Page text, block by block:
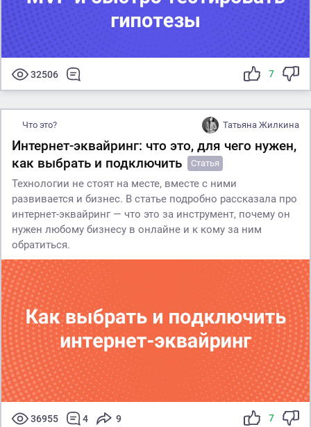
32506 7
Что это? Татьяна Жилкина
Интернет-эквайринг: что это, для чего нужен,
как выбрать и подключить
Статья
Технологии не стоят на месте, вместе с ними
развивается и бизнес. В статье подробно рассказала про
интернет-эквайринг — что это за инструмент, почему он
нужен любому бизнесу в онлайне и к кому за ним
обратиться.
36955 4 9 7